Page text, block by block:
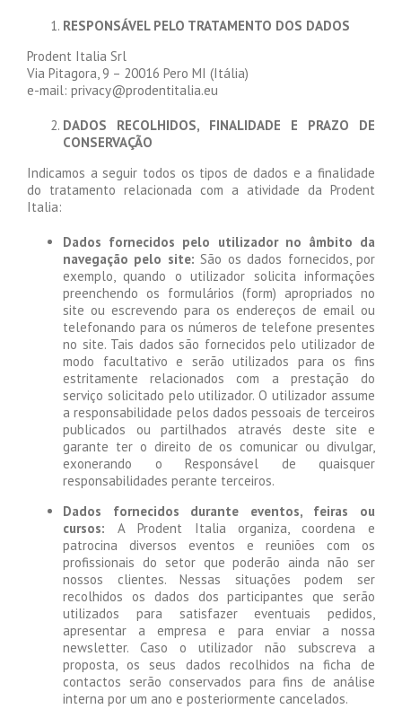
RESPONSÁVEL PELO TRATAMENTO DOS DADOS
Prodent Italia Srl
Via Pitagora, 9 – 20016 Pero MI (Itália)
e-mail: privacy@prodentitalia.eu
DADOS RECOLHIDOS, FINALIDADE E PRAZO DE
CONSERVAÇÃO
Indicamos a seguir todos os tipos de dados e a finalidade
do tratamento relacionada com a atividade da Prodent
Italia:
Dados fornecidos pelo utilizador no âmbito da
navegação pelo site:São os dados fornecidos, por
exemplo, quando o utilizador solicita informações
preenchendo os formulários (form) apropriados no
site ou escrevendo para os endereços de email ou
telefonando para os números de telefone presentes
no site. Tais dados são fornecidos pelo utilizador de
modo facultativo e serão utilizados para os fins
estritamente relacionados com a prestação do
serviço solicitado pelo utilizador. O utilizador assume
a responsabilidade pelos dados pessoais de terceiros
publicados ou partilhados através deste site e
garante ter o direito de os comunicar ou divulgar,
exonerando o Responsável de quaisquer
responsabilidades perante terceiros.
Dados fornecidos durante eventos, feiras ou
cursos: A Prodent Italia organiza, coordena e
patrocina diversos eventos e reuniões com os
profissionais do setor que poderão ainda não ser
nossos clientes. Nessas situações podem ser
recolhidos os dados dos participantes que serão
utilizados para satisfazer eventuais pedidos,
apresentar a empresa e para enviar a nossa
newsletter. Caso o utilizador não subscreva a
proposta, os seus dados recolhidos na ficha de
contactos serão conservados para fins de análise
interna por um ano e posteriormente cancelados.